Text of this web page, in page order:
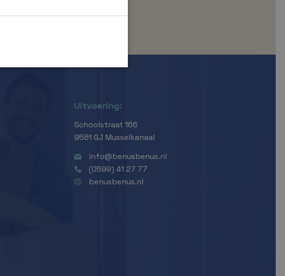
Uitvoering:
Schoolstraat 166
9581 GJ Musselkanaal
info@benusbenus.nl
(0599) 41 27 77
benusbenus.nl